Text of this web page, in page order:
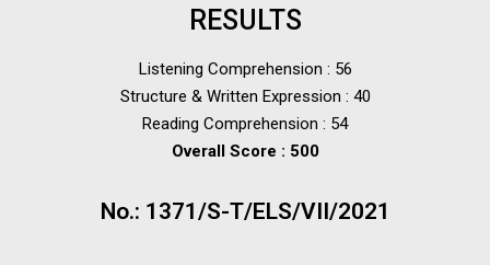
RESULTS
Listening Comprehension : 56
Structure & Written Expression : 40
Reading Comprehension : 54
Overall Score : 500
No.: 1371/S-T/ELS/VII/2021